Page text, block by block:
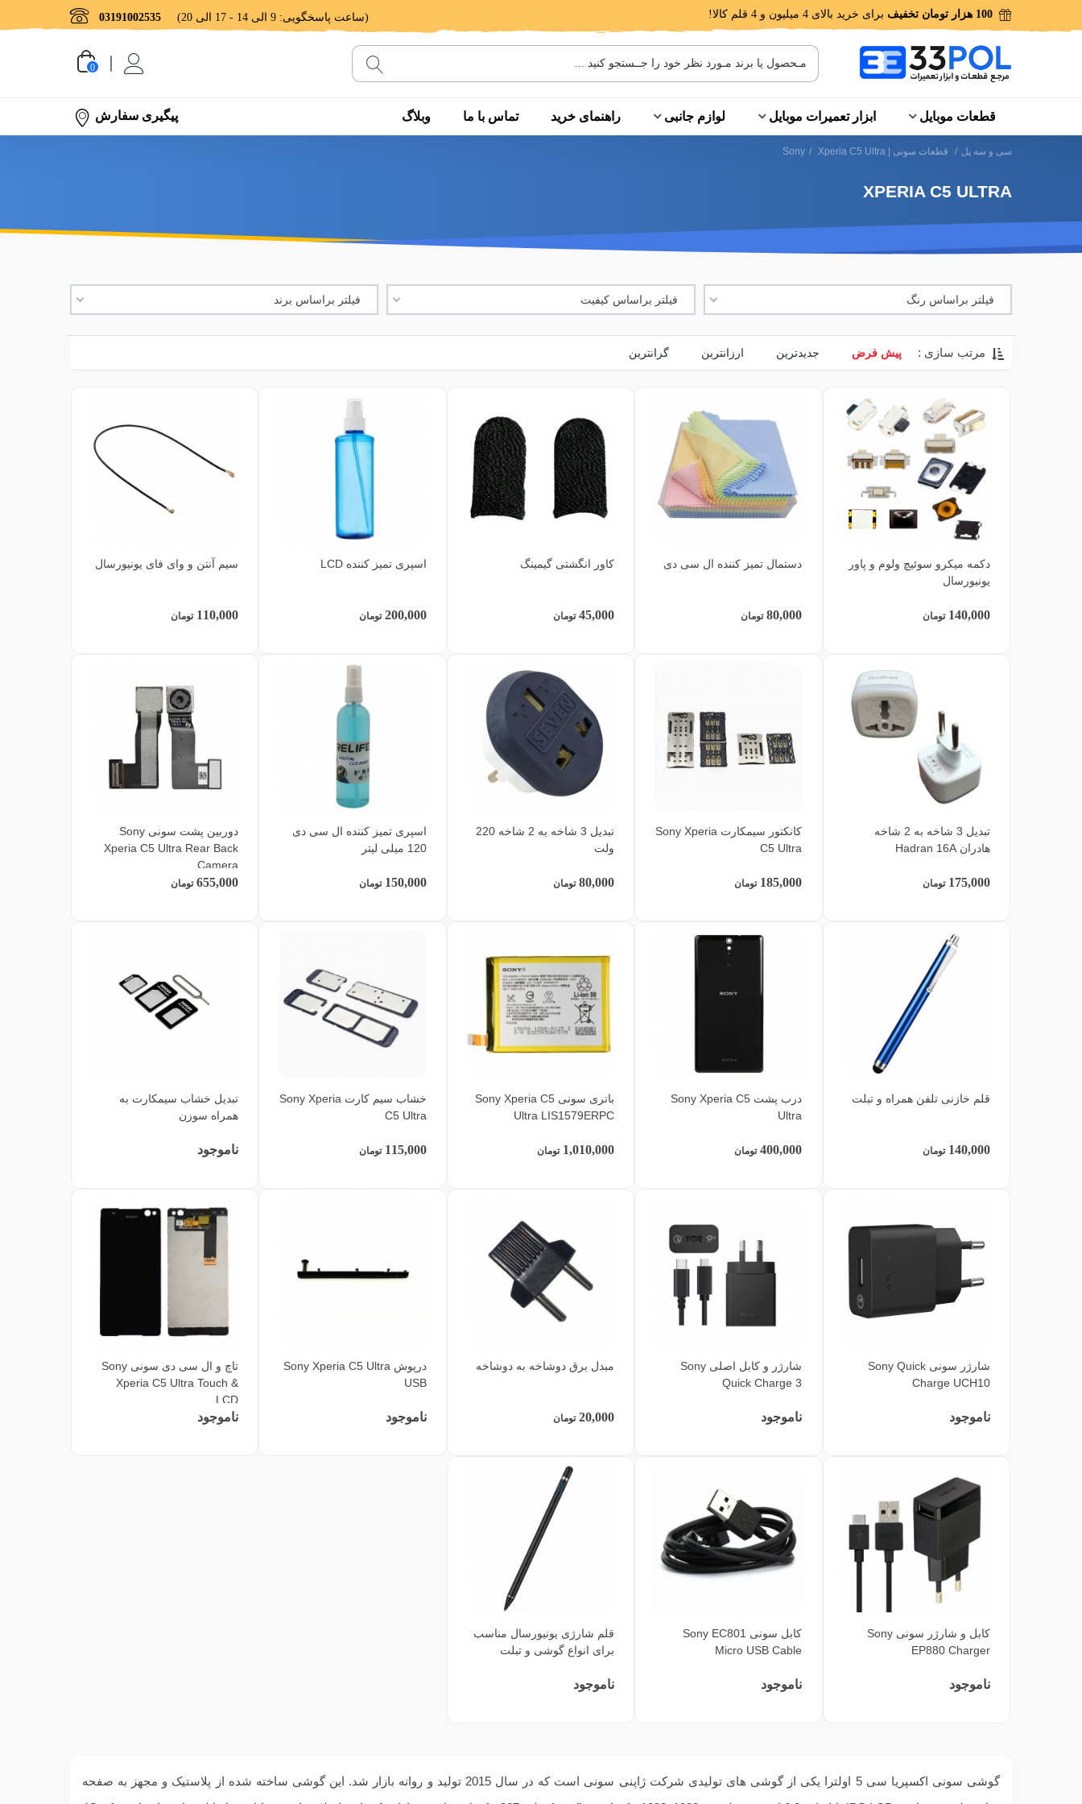
100 هزار تومان تخفیف برای خرید بالای 4 میلیون و 4 قلم کالا! 03191002535 (ساعت پاسخگویی: 9 الی 14 - 17 الی 20)
0
قطعات موبایل ابزار تعمیرات موبایل لوازم جانبی راهنمای خرید تماس با ما وبلاگ پیگیری سفارش
سی و سه پل / قطعات سونی | Sony / Xperia C5 Ultra
XPERIA C5 ULTRA
فیلتر براساس رنگ فیلتر براساس کیفیت فیلتر براساس برند
مرتب سازی : پیش فرض جدیدترین ارزانترین گرانترین
دکمه میکرو سوئیچ ولوم و پاور
یونیورسال
140,000 تومان
دستمال تمیز کننده ال سی دی
80,000 تومان
کاور انگشتی گیمینگ
45,000 تومان
اسپری تمیز کننده LCD
200,000 تومان
سیم آنتن و وای فای یونیورسال
110,000 تومان
تبدیل 3 شاخه به 2 شاخه
هادران Hadran 16A
175,000 تومان
کانکتور سیمکارت Sony Xperia
C5 Ultra
185,000 تومان
تبدیل 3 شاخه به 2 شاخه 220
ولت
80,000 تومان
اسپری تمیز کننده ال سی دی
120 میلی لیتر
150,000 تومان
دوربین پشت سونی Sony
Xperia C5 Ultra Rear Back
Camera
655,000 تومان
قلم خازنی تلفن همراه و تبلت
140,000 تومان
درب پشت Sony Xperia C5
Ultra
400,000 تومان
باتری سونی Sony Xperia C5
Ultra LIS1579ERPC
1,010,000 تومان
خشاب سیم کارت Sony Xperia
C5 Ultra
115,000 تومان
تبدیل خشاب سیمکارت به
همراه سوزن
ناموجود
شارژر سونی Sony Quick
Charge UCH10
ناموجود
شارژر و کابل اصلی Sony
Quick Charge 3
ناموجود
مبدل برق دوشاخه به دوشاخه
20,000 تومان
درپوش Sony Xperia C5 Ultra
USB
ناموجود
تاچ و ال سی دی سونی Sony
Xperia C5 Ultra Touch &
LCD
ناموجود
کابل و شارژر سونی Sony
EP880 Charger
ناموجود
کابل سونی Sony EC801
Micro USB Cable
ناموجود
قلم شارژی یونیورسال مناسب
برای انواع گوشی و تبلت
ناموجود
گوشی سونی اکسپریا سی 5 اولترا یکی از گوشی های تولیدی شرکت ژاپنی سونی است که در سال 2015 تولید و روانه بازار شد. این گوشی ساخته شده از پلاستیک و مجهز به صفحه